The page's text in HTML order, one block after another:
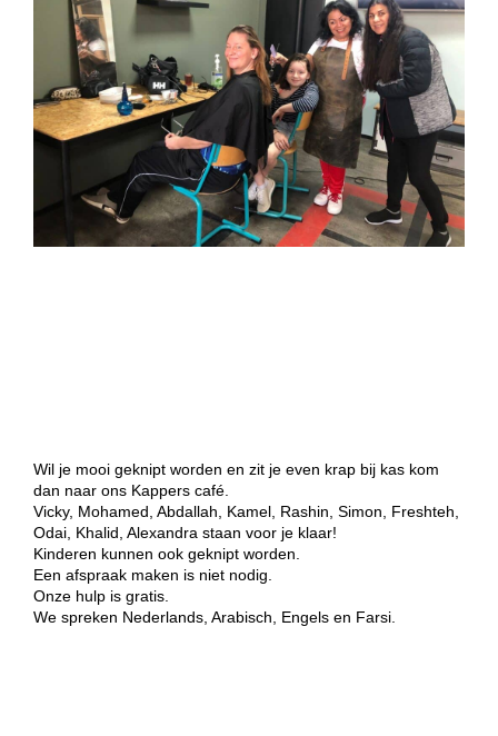
Wil je mooi geknipt worden en zit je even krap bij kas kom
dan naar ons Kappers café.
Vicky, Mohamed, Abdallah, Kamel, Rashin, Simon, Freshteh,
Odai, Khalid, Alexandra staan voor je klaar!
Kinderen kunnen ook geknipt worden.
Een afspraak maken is niet nodig.
Onze hulp is gratis.
We spreken Nederlands, Arabisch, Engels en Farsi.